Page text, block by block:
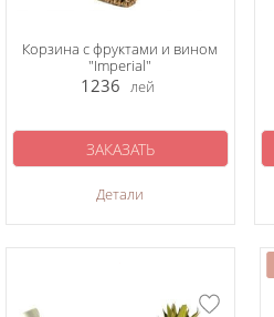
Корзина с фруктами и вином
"Imperial"
1236 лей
Детали
ЗАКАЗАТЬ